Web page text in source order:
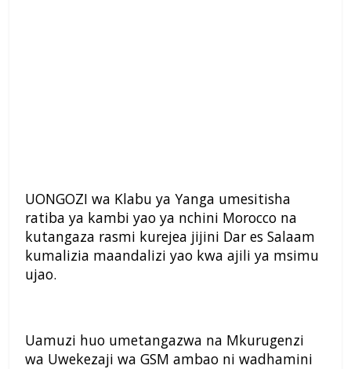
UONGOZI wa Klabu ya Yanga umesitisha
ratiba ya kambi yao ya nchini Morocco na
kutangaza rasmi kurejea jijini Dar es Salaam
kumalizia maandalizi yao kwa ajili ya msimu
ujao.
Uamuzi huo umetangazwa na Mkurugenzi
wa Uwekezaji wa GSM ambao ni wadhamini